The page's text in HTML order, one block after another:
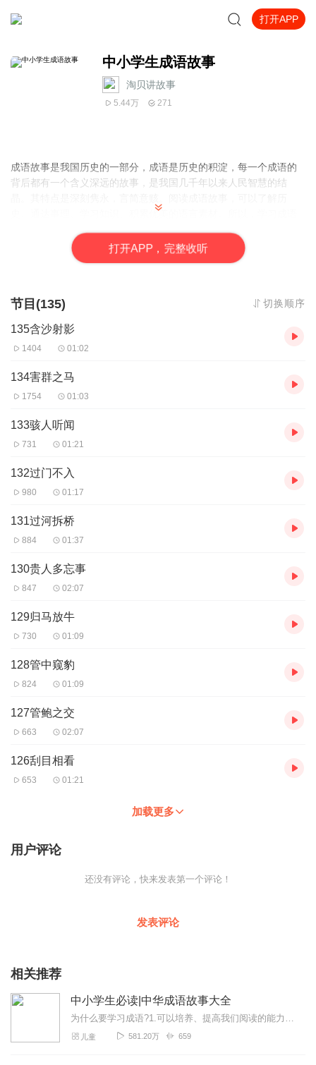
打开APP
中小学生成语故事
淘贝讲故事
5.44万 271
成语故事是我国历史的一部分，成语是历史的积淀，每一个成语的
背后都有一个含义深远的故事，是我国几千年以来人民智慧的结
史、通达事理、学习知识、积累优美的语言素材。所以，学习成语
故讲述一些道理。成语就是有道理的词语，它奠基着我国的文化之
熙。后来被编译成《成语故事》系列图书。
打开APP，完整收听
节目(135) 切换顺序
135含沙射影
1404 01:02
134害群之马
1754 01:03
133骇人听闻
731 01:21
132过门不入
980 01:17
131过河拆桥
884 01:37
130贵人多忘事
847 02:07
129归马放牛
730 01:09
128管中窥豹
824 01:09
127管鲍之交
663 02:07
126刮目相看
653 01:21
加载更多
用户评论
还没有评论，快来发表第一个评论！
发表评论
相关推荐
中小学生必读|中华成语故事大全
为什么要学习成语?1.可以培养、提高我们阅读的能力2.有助于加深对历史知识的理解，增强学习的趣味成语就是一个故事吗？当然不是啦，成语所涉及的范围极为广泛，从...
儿童 581.20万 659